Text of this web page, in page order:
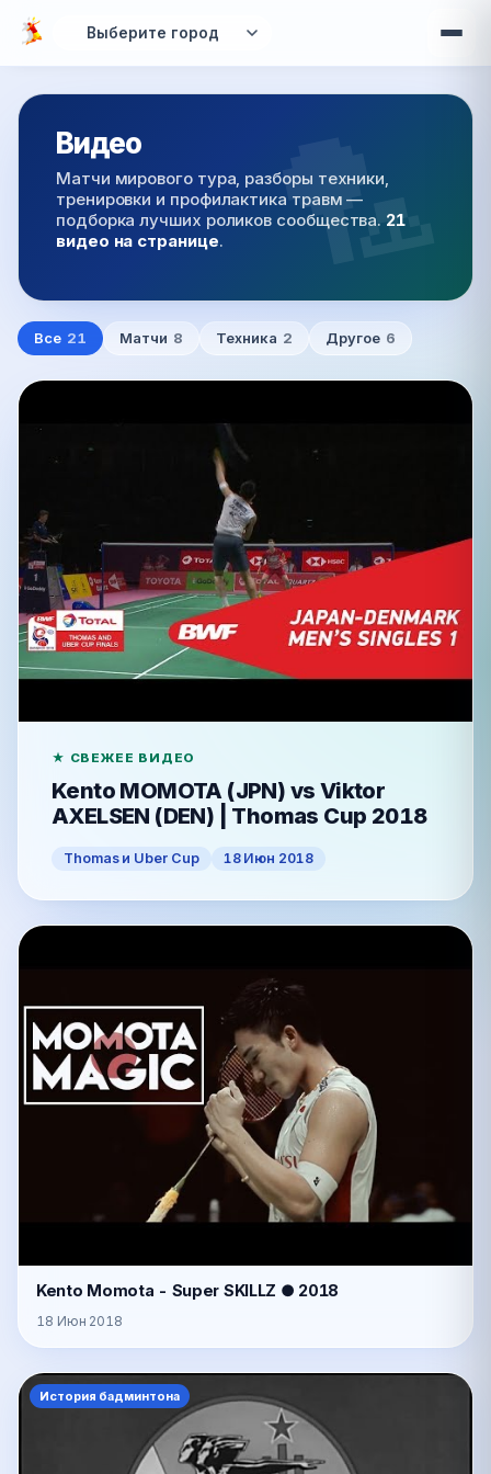
Перейти к основному содержанию
Видео
Матчи мирового тура, разборы техники,
тренировки и профилактика травм —
подборка лучших роликов сообщества. 21
видео на странице.
Все 21 Матчи 8 Техника 2 Другое 6
★ СВЕЖЕЕ ВИДЕО
Kento MOMOTA (JPN) vs Viktor
AXELSEN (DEN) | Thomas Cup 2018
Thomas и Uber Cup 18 Июн 2018
Kento Momota - Super SKILLZ ● 2018
18 Июн 2018
История бадминтона